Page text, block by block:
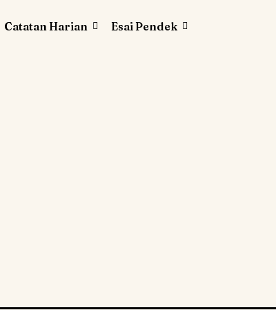
Catatan Harian Esai Pendek